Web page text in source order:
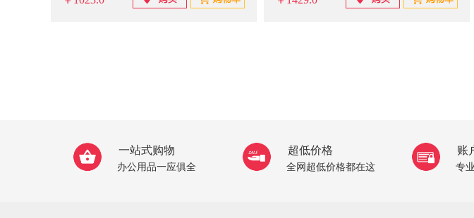
一站式购物
办公用品一应俱全
超低价格
全网超低价格都在这
账
专